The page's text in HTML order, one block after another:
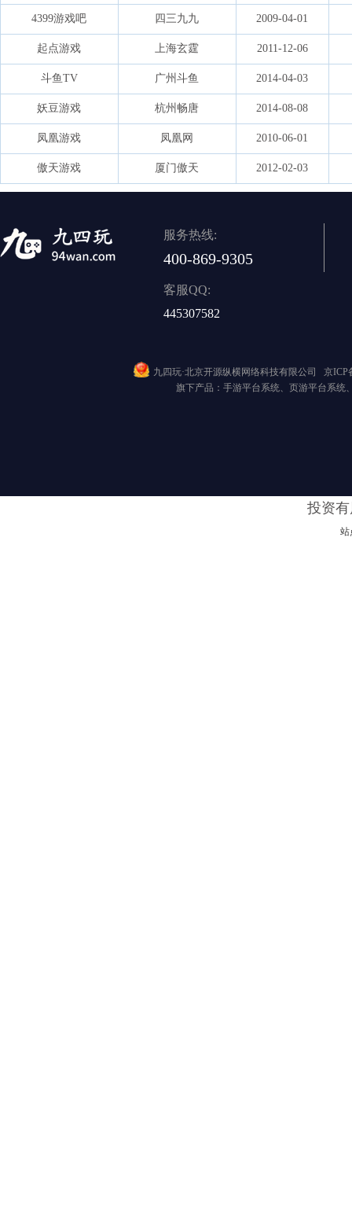
4399游戏吧 四三九九 2009-04-01
起点游戏 上海玄霆 2011-12-06
斗鱼TV 广州斗鱼 2014-04-03
妖豆游戏 杭州畅唐 2014-08-08
凤凰游戏 凤凰网 2010-06-01
傲天游戏 厦门傲天 2012-02-03
服务热线:
400-869-9305
客服QQ:
445307582
九四玩·北京开源纵横网络科技有限公司京ICP
旗下产品：手游平台系统、页游平台系统
投资
站